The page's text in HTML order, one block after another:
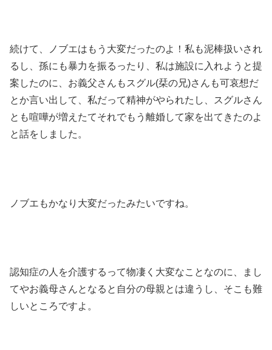
続けて、ノブエはもう大変だったのよ！私も泥棒扱いされ
るし、孫にも暴力を振るったり、私は施設に入れようと提
案したのに、お義父さんもスグル(栞の兄)さんも可哀想だ
とか言い出して、私だって精神がやられたし、スグルさん
とも喧嘩が増えたてそれでもう離婚して家を出てきたのよ
と話をしました。
ノブエもかなり大変だったみたいですね。
認知症の人を介護するって物凄く大変なことなのに、まし
てやお義母さんとなると自分の母親とは違うし、そこも難
しいところですよ。